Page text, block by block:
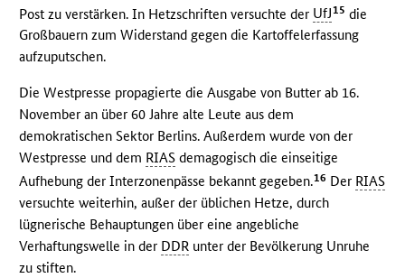
Post zu verstärken. In Hetzschriften versuchte der UfJ15 die
Großbauern zum Widerstand gegen die Kartoffelerfassung
aufzuputschen.
Die Westpresse propagierte die Ausgabe von Butter ab 16.
November an über 60 Jahre alte Leute aus dem
demokratischen Sektor Berlins. Außerdem wurde von der
Westpresse und dem RIAS demagogisch die einseitige
Aufhebung der Interzonenpässe bekannt gegeben.16 Der RIAS
versuchte weiterhin, außer der üblichen Hetze, durch
lügnerische Behauptungen über eine angebliche
Verhaftungswelle in der DDR unter der Bevölkerung Unruhe
zu stiften.